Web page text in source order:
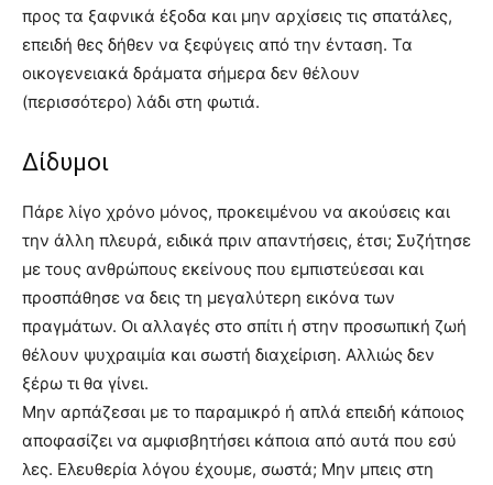
προς τα ξαφνικά έξοδα και μην αρχίσεις τις σπατάλες,
επειδή θες δήθεν να ξεφύγεις από την ένταση. Τα
οικογενειακά δράματα σήμερα δεν θέλουν
(περισσότερο) λάδι στη φωτιά.
Δίδυμοι
Πάρε λίγο χρόνο μόνος, προκειμένου να ακούσεις και
την άλλη πλευρά, ειδικά πριν απαντήσεις, έτσι; Συζήτησε
με τους ανθρώπους εκείνους που εμπιστεύεσαι και
προσπάθησε να δεις τη μεγαλύτερη εικόνα των
πραγμάτων. Οι αλλαγές στο σπίτι ή στην προσωπική ζωή
θέλουν ψυχραιμία και σωστή διαχείριση. Αλλιώς δεν
ξέρω τι θα γίνει.
Μην αρπάζεσαι με το παραμικρό ή απλά επειδή κάποιος
αποφασίζει να αμφισβητήσει κάποια από αυτά που εσύ
λες. Ελευθερία λόγου έχουμε, σωστά; Μην μπεις στη